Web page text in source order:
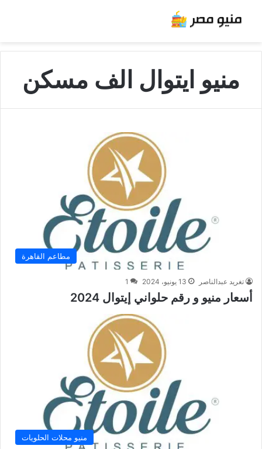
منيو ايتوال الف مسكن
مطاعم القاهرة
تغريد عبدالناصر 13 يونيو، 2024 1
أسعار منيو و رقم حلواني إيتوال 2024
منيو محلات الحلويات